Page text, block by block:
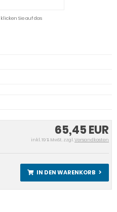
Sie auf das
65,45 EUR
inkl. 19 % MwSt. zzgl.Versandkosten
IN DEN WARENKORB